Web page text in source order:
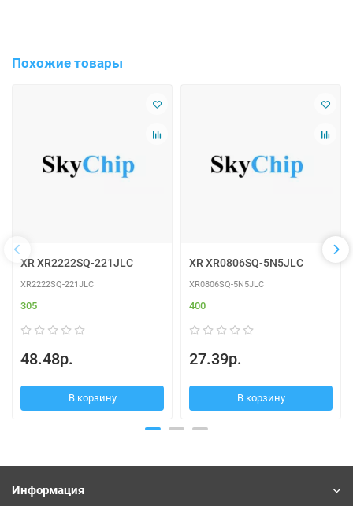
Похожие товары
XR XR2222SQ-221JLC
XR2222SQ-221JLC
305
48.48р.
В корзину
XR XR0806SQ-5N5JLC
XR0806SQ-5N5JLC
400
27.39р.
В корзину
Информация